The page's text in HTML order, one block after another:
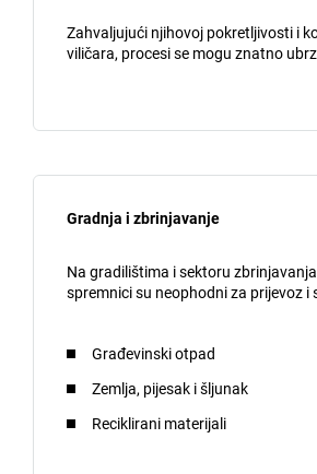
Zahvaljujući njihovoj pokretljivosti i
viličara, procesi se mogu znatno
Gradnja i zbrinjavanje
Na gradilištima i sektoru
spremnici su neophodni za prijevoz i
Građevinski otpad
Zemlja, pijesak i šljunak
Reciklirani materijali